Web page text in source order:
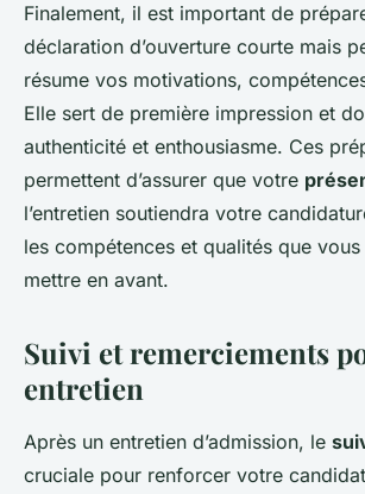
Finalement, il est important de
déclaration d’ouverture courte mais
résume vos motivations,
Elle sert de première impression et
authenticité et enthousiasme. Ces
permettent d’assurer que votre
l’entretien soutiendra votre
les compétences et qualités que
mettre en avant.
Suivi et remerciements
entretien
Après un entretien d’admission, le
cruciale pour renforcer votre